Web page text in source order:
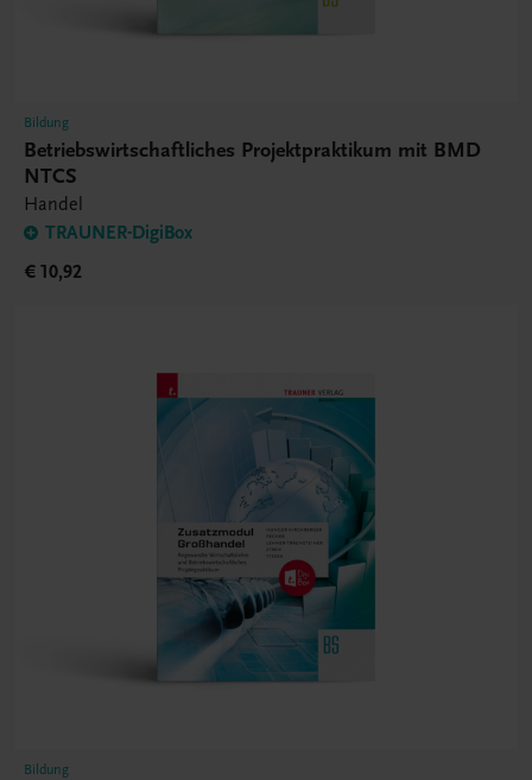
Bildung
Betriebswirtschaftliches Projektpraktikum mit BMD
NTCS
Handel
TRAUNER-DigiBox
€ 10,92
Bildung